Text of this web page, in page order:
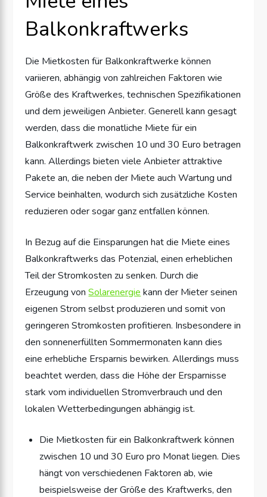
Balkonkraftwerks
Die Mietkosten für Balkonkraftwerke können
variieren, abhängig von zahlreichen Faktoren wie
Größe des Kraftwerkes, technischen Spezifikationen
und dem jeweiligen Anbieter. Generell kann gesagt
werden, dass die monatliche Miete für ein
Balkonkraftwerk zwischen 10 und 30 Euro betragen
kann. Allerdings bieten viele Anbieter attraktive
Pakete an, die neben der Miete auch Wartung und
Service beinhalten, wodurch sich zusätzliche Kosten
reduzieren oder sogar ganz entfallen können.
In Bezug auf die Einsparungen hat die Miete eines
Balkonkraftwerks das Potenzial, einen erheblichen
Teil der Stromkosten zu senken. Durch die
Erzeugung vonSolarenergie kann der Mieter seinen
eigenen Strom selbst produzieren und somit von
geringeren Stromkosten profitieren. Insbesondere in
den sonnenerfüllten Sommermonaten kann dies
eine erhebliche Ersparnis bewirken. Allerdings muss
beachtet werden, dass die Höhe der Ersparnisse
stark vom individuellen Stromverbrauch und den
lokalen Wetterbedingungen abhängig ist.
Die Mietkosten für ein Balkonkraftwerk können
zwischen 10 und 30 Euro pro Monat liegen. Dies
hängt von verschiedenen Faktoren ab, wie
beispielsweise der Größe des Kraftwerks, den